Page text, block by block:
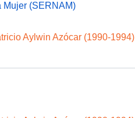
Mujer (SERNAM)
Aylwin Azócar (1990-1994)